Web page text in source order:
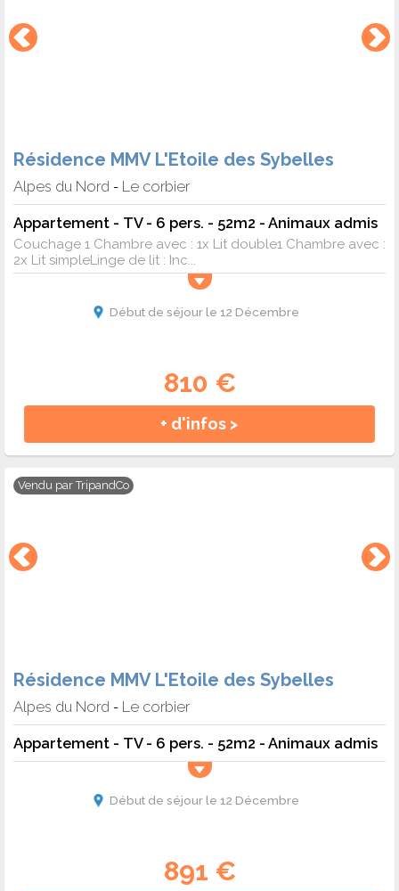
Résidence MMV L'Etoile des Sybelles
Alpes du Nord - Le corbier
Appartement - TV - 6 pers. - 52m2 - Animaux admis
Couchage 1 Chambre avec : 1x Lit double1 Chambre avec :
2x Lit simpleLinge de lit : Inc...
Début de séjour le 12 Décembre
810 €
+ d'infos >
Vendu parTripandCo
Résidence MMV L'Etoile des Sybelles
Alpes du Nord - Le corbier
Appartement - TV - 6 pers. - 52m2 - Animaux admis
Début de séjour le 12 Décembre
891 €